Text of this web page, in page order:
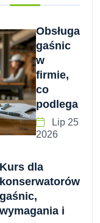
Obsługa
gaśnic
w
firmie,
co
podlega
Lip 25
2026
Kurs dla
konserwatorów
gaśnic,
wymagania i